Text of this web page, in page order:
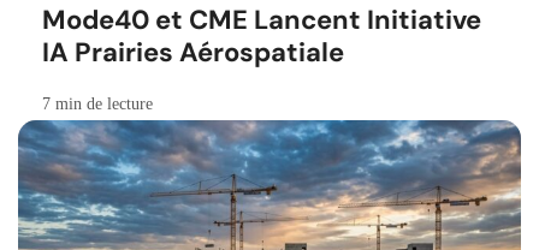
Mode40 et CME Lancent Initiative
IA Prairies Aérospatiale
7 min de lecture